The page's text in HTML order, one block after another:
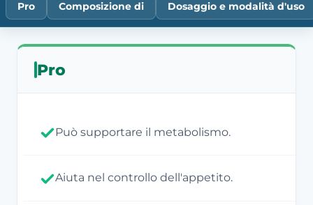
Pro Composizione di Dosaggio e modalità d'uso
Pro
Può supportare il metabolismo.
Aiuta nel controllo dell'appetito.